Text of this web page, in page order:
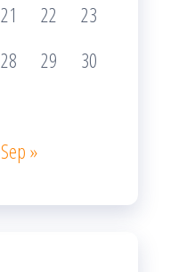
21 22
23
28 29
30
Sep »